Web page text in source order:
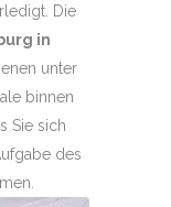
Die
in
unter
binnen
Sie sich
des